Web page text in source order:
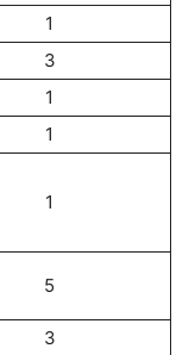
1
3
1
1
1
5
3